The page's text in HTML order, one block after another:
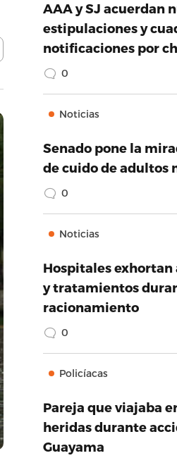
AAA y SJ acuerdan
estipulaciones y
notificaciones por
0
Noticias
Senado pone la
de cuido de adultos
0
Noticias
Hospitales
y tratamientos
racionamiento
0
Policíacas
Pareja que viajaba
heridas durante
Guayama